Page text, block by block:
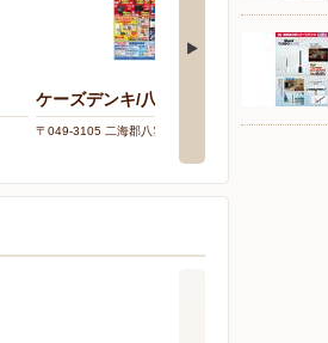
ケーズデンキ/八雲店
〒049-3105 二海郡八雲町東雲町20-7